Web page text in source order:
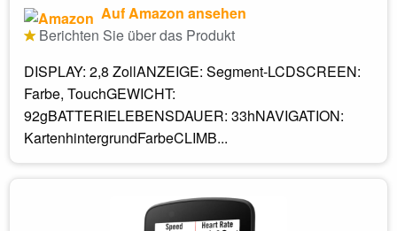
Auf Amazon ansehen
Berichten Sie über das Produkt
DISPLAY: 2,8 ZollANZEIGE: Segment-LCDSCREEN:
Farbe, TouchGEWICHT:
92gBATTERIELEBENSDAUER: 33hNAVIGATION:
KartenhintergrundFarbeCLIMB...